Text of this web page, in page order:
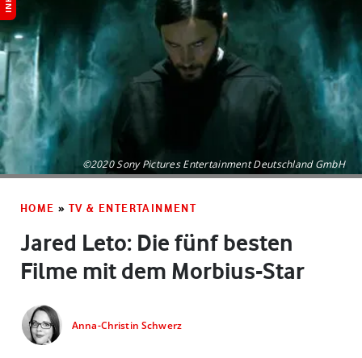
©2020 Sony Pictures Entertainment Deutschland GmbH
HOME » TV & ENTERTAINMENT
Jared Leto: Die fünf besten
Filme mit dem Morbius-Star
Anna-Christin Schwerz